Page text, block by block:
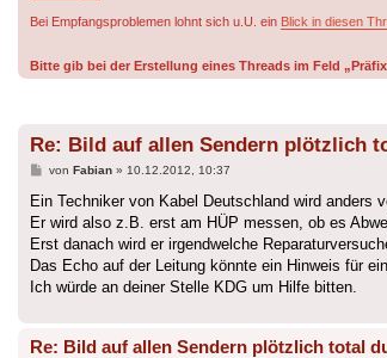
Bei Empfangsproblemen lohnt sich u.U. ein Blick in diesen
Bitte gib bei der Erstellung eines Threads im Feld
Re: Bild auf allen Sendern plötzlich
Beitrag
von Fabian» 10.12.2012, 10:37
Ein Techniker von Kabel Deutschland wird anders
Er wird also z.B. erst am HÜP messen, ob es
Erst danach wird er irgendwelche
Das Echo auf der Leitung könnte ein Hinweis für
Ich würde an deiner Stelle KDG um Hilfe bitten.
Re: Bild auf allen Sendern plötzlich total